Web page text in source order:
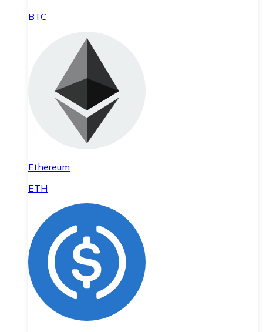
BTC
Ethereum
ETH